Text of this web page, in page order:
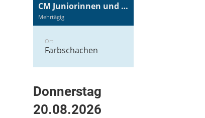
CM Juniorinnen und Junioren
Mehrtägig
Ort
Farbschachen
Donnerstag
20.08.2026